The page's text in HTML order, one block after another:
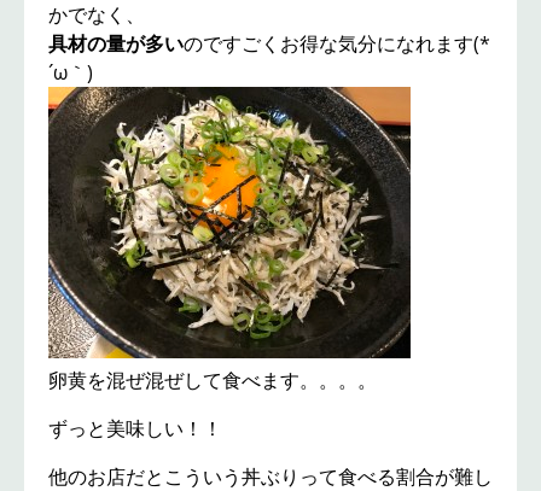
かでなく、
具材の量が多いのですごくお得な気分になれます(*
´ω｀)
卵黄を混ぜ混ぜして食べます。。。。
ずっと美味しい！！
他のお店だとこういう丼ぶりって食べる割合が難し